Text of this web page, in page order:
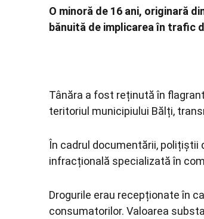
O minoră de 16 ani, originară
bănuită de implicarea în trafic
Tânăra a fost reținută în
teritoriul municipiului Bălți,
În cadrul documentării, polițiștii
infracțională specializată în
Drogurile erau recepționate în
consumatorilor. Valoarea